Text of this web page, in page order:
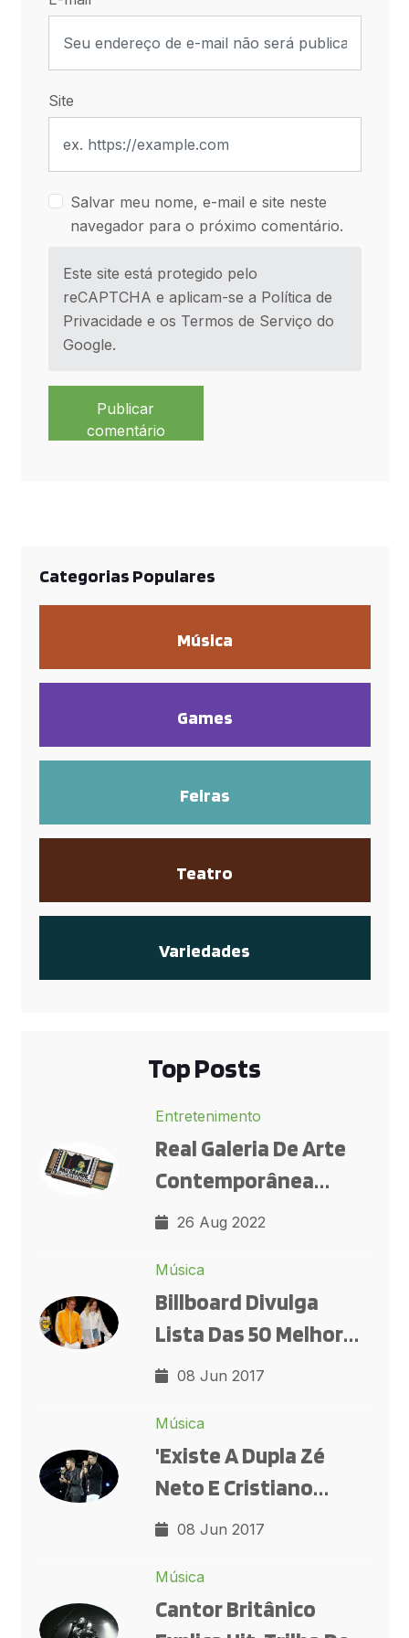
Site
Salvar meu nome, e-mail e site neste
navegador para o próximo comentário.
Este site está protegido pelo
reCAPTCHA e aplicam-se a Política de
Privacidade e os Termos de Serviço do
Google.
Publicar
comentário
Categorias Populares
Música
Games
Feiras
Teatro
Variedades
Top Posts
Entretenimento
Real Galeria De Arte
Contemporânea
Reúne Obras De Di
MMM E Darcilio De
Paula Lima Em
Copacabana
26 Aug 2022
Música
Billboard Divulga
Lista Das 50 Melhores
Músicas De 2017
08 Jun 2017
Música
'Existe A Dupla Zé
Neto E Cristiano
Antes E Depois Da
Analisa Cantor
Sertanejo
08 Jun 2017
Música
Cantor Britânico